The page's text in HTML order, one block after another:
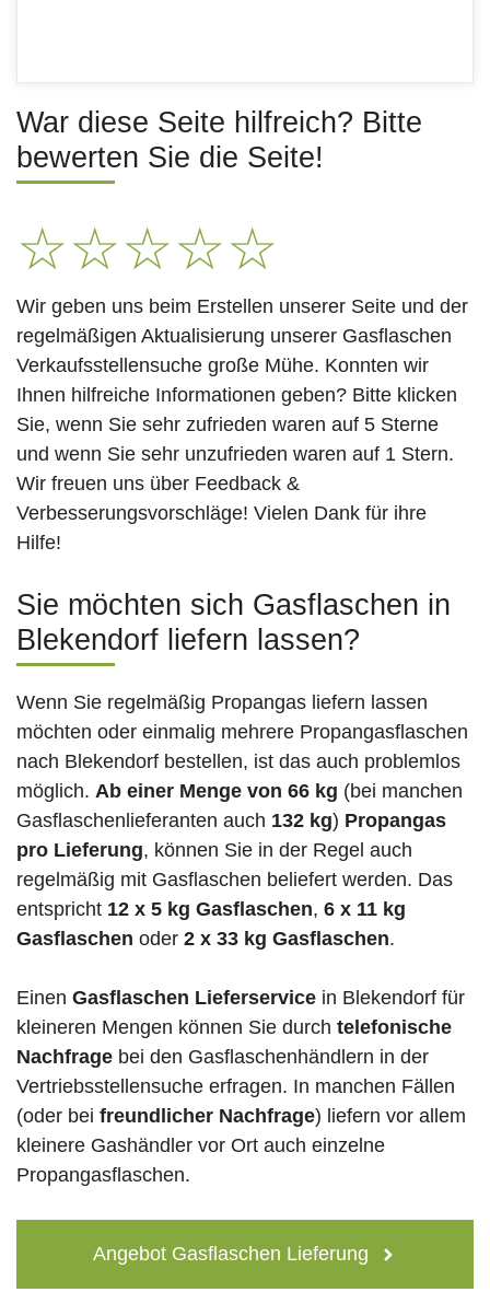
War diese Seite hilfreich? Bitte
bewerten Sie die Seite!
☆☆☆☆☆
Wir geben uns beim Erstellen unserer Seite und der
regelmäßigen Aktualisierung unserer Gasflaschen
Verkaufsstellensuche große Mühe. Konnten wir
Ihnen hilfreiche Informationen geben? Bitte klicken
Sie, wenn Sie sehr zufrieden waren auf 5 Sterne
und wenn Sie sehr unzufrieden waren auf 1 Stern.
Wir freuen uns über Feedback &
Verbesserungsvorschläge! Vielen Dank für ihre
Hilfe!
Sie möchten sich Gasflaschen in
Blekendorf liefern lassen?
Wenn Sie regelmäßig Propangas liefern lassen
möchten oder einmalig mehrere Propangasflaschen
nach Blekendorf bestellen, ist das auch problemlos
möglich. Ab einer Menge von 66 kg (bei manchen
Gasflaschenlieferanten auch 132 kg) Propangas
pro Lieferung, können Sie in der Regel auch
regelmäßig mit Gasflaschen beliefert werden. Das
entspricht 12 x 5 kg Gasflaschen, 6 x 11 kg
Gasflaschen oder 2 x 33 kg Gasflaschen.
Einen Gasflaschen Lieferservice in Blekendorf für
kleineren Mengen können Sie durch telefonische
Nachfrage bei den Gasflaschenhändlern in der
Vertriebsstellensuche erfragen. In manchen Fällen
(oder bei freundlicher Nachfrage) liefern vor allem
kleinere Gashändler vor Ort auch einzelne
Propangasflaschen.
Angebot Gasflaschen Lieferung